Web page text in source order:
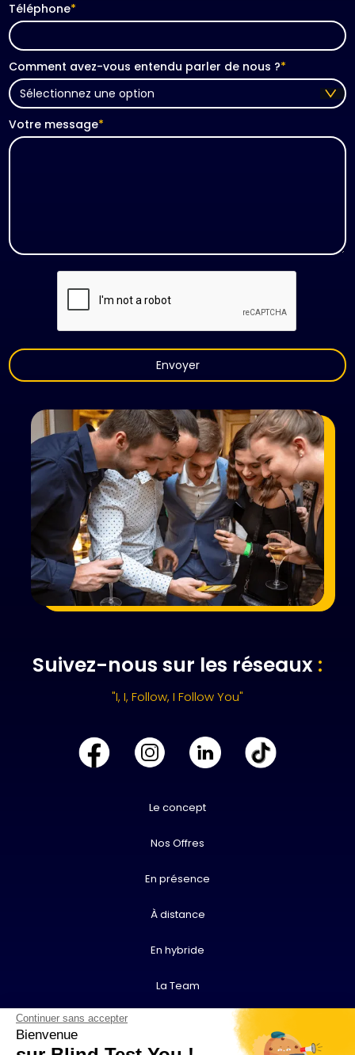
Continuer sans accepter
Bienvenue
Téléphone*
Comment avez-vous entendu parler de nous ?*
Votre message*
Suivez-nous sur les réseaux :
"I, I, Follow, I Follow You"
Le concept
Nos Offres
En présence
À distance
En hybride
La Team